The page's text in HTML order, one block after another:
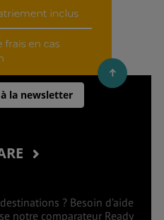
la newsletter
? Besoin d’aide
notre comparateur Ready